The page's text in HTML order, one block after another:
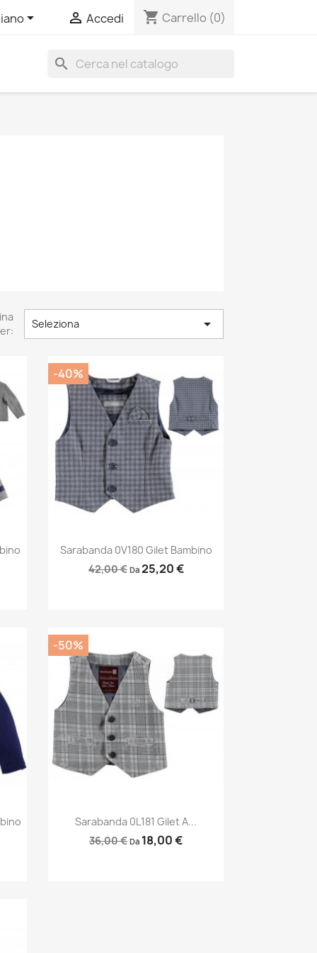
  Accedi shopping_cart Carrello (0)
search
Seleziona 
Anteprima
Sarabanda 0V180 Gilet Bambino
42,00 € Da 25,20 €
-40%
Anteprima
Sarabanda 0L181 Gilet A...
36,00 € Da 18,00 €
-50%